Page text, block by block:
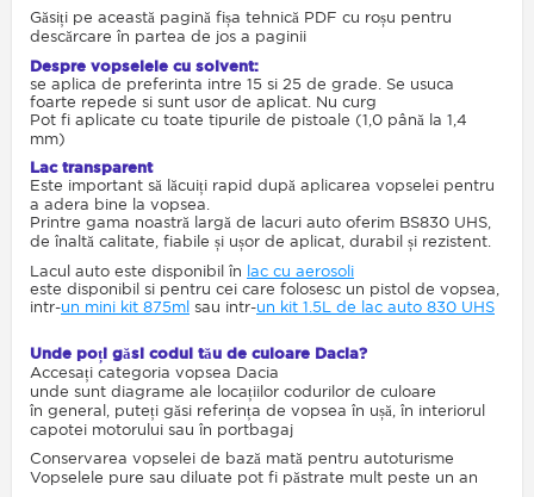
Găsiți pe această pagină fișa tehnică PDF cu roșu pentru
descărcare în partea de jos a paginii
Despre vopselele cu solvent:
se aplica de preferinta intre 15 si 25 de grade. Se usuca
foarte repede si sunt usor de aplicat. Nu curg
Pot fi aplicate cu toate tipurile de pistoale (1,0 până la 1,4
mm)
Lac transparent
Este important să lăcuiți rapid după aplicarea vopselei pentru
a adera bine la vopsea.
Printre gama noastră largă de lacuri auto oferim BS830 UHS,
de înaltă calitate, fiabile și ușor de aplicat, durabil și rezistent.
Lacul auto este disponibil în lac cu aerosoli
este disponibil si pentru cei care folosesc un pistol de vopsea,
intr-un mini kit 875ml sau intr-un kit 1.5L de lac auto 830 UHS
Unde poți găsi codul tău de culoare Dacia?
Accesați categoria vopsea Dacia
unde sunt diagrame ale locațiilor codurilor de culoare
în general, puteți găsi referința de vopsea în ușă, în interiorul
capotei motorului sau în portbagaj
Conservarea vopselei de bază mată pentru autoturisme
Vopselele pure sau diluate pot fi păstrate mult peste un an